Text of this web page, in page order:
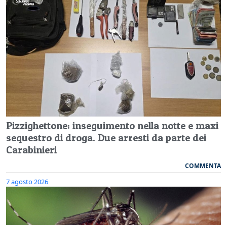
Pizzighettone: inseguimento nella notte e maxi
sequestro di droga. Due arresti da parte dei
Carabinieri
COMMENTA
7 agosto 2026